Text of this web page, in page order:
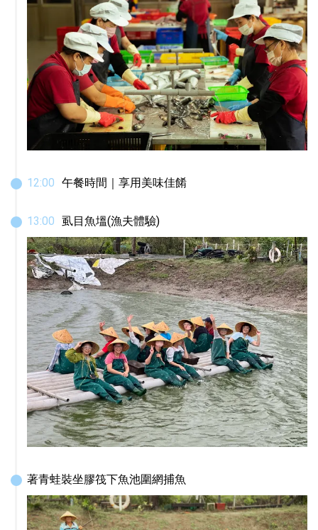
12:00 午餐時間｜享用美味佳餚
13:00 虱目魚塭(漁夫體驗)
著青蛙裝坐膠筏下魚池圍網捕魚